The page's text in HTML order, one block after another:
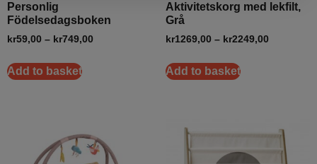
Personlig
Födelsedagsboken
kr59,00 – kr749,00
Add to basket
Aktivitetskorg med lekfilt,
Grå
kr1269,00 – kr2249,00
Add to basket